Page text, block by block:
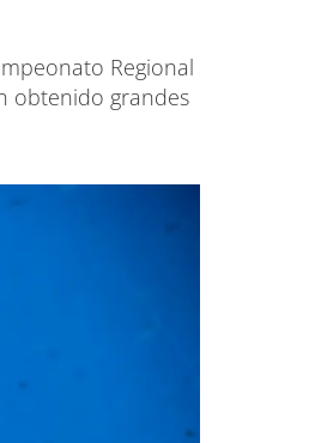
Regional
obtenido grandes